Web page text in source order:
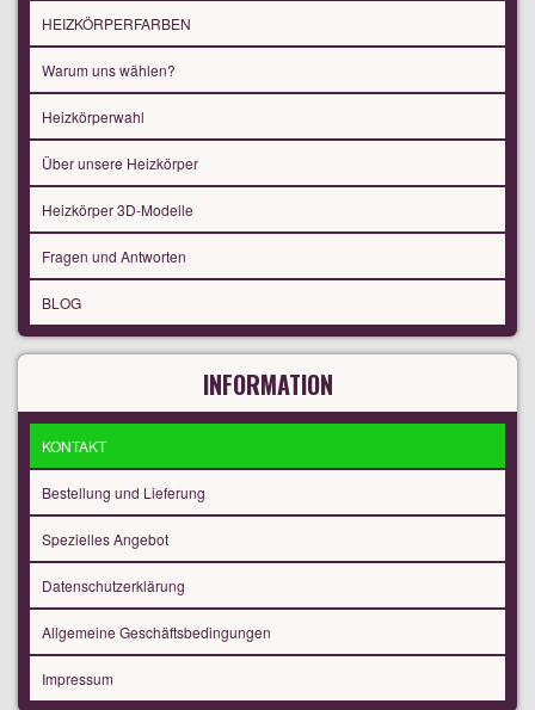
HEIZKÖRPERFARBEN
Warum uns wählen?
Heizkörperwahl
Über unsere Heizkörper
Heizkörper 3D-Modelle
Fragen und Antworten
BLOG
INFORMATION
KONTAKT
Bestellung und Lieferung
Spezielles Angebot
Datenschutzerklärung
Allgemeine Geschäftsbedingungen
Impressum